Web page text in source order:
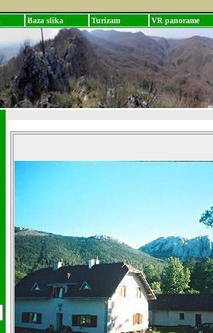
Baza slika Turizam VR panorame